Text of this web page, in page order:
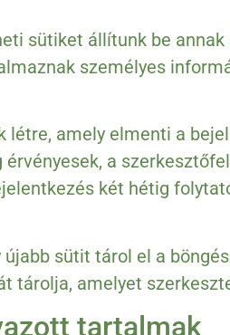
sütiket állítunk be annak
személyes
amely elmenti a
a
két hétig
sütit tárol el a
tárolja, amelyet
tartalmak